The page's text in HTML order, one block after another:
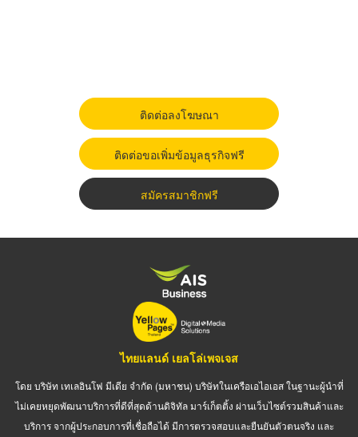
ติดต่อลงโฆษณา
ติดต่อขอเพิ่มข้อมูลธุรกิจฟรี
สมัครสมาชิกฟรี
ไทยแลนด์ เยลโล่เพจเจส
โดย บริษัท เทเลอินโฟ มีเดีย จำกัด (มหาชน) บริษัทในเครือเอไอเอส ในฐานะผู้นำที่
ไม่เคยหยุดพัฒนาบริการที่ดีที่สุดด้านดิจิทัล มาร์เก็ตติ้ง ผ่านเว็บไซต์รวมสินค้าและ
บริการ จากผู้ประกอบการที่เชื่อถือได้ มีการตรวจสอบและยืนยันตัวตนจริง และ